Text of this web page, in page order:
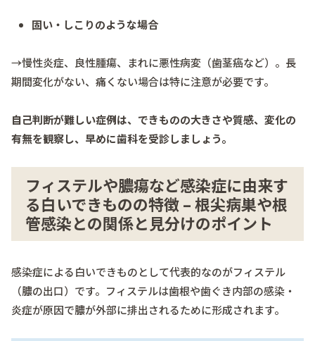
固い・しこりのような場合
→慢性炎症、良性腫瘍、まれに悪性病変（歯茎癌など）。長
期間変化がない、痛くない場合は特に注意が必要です。
自己判断が難しい症例は、できものの大きさや質感、変化の
有無を観察し、早めに歯科を受診しましょう。
フィステルや膿瘍など感染症に由来す
る白いできものの特徴 – 根尖病巣や根
管感染との関係と見分けのポイント
感染症による白いできものとして代表的なのがフィステル
（膿の出口）です。フィステルは歯根や歯ぐき内部の感染・
炎症が原因で膿が外部に排出されるために形成されます。